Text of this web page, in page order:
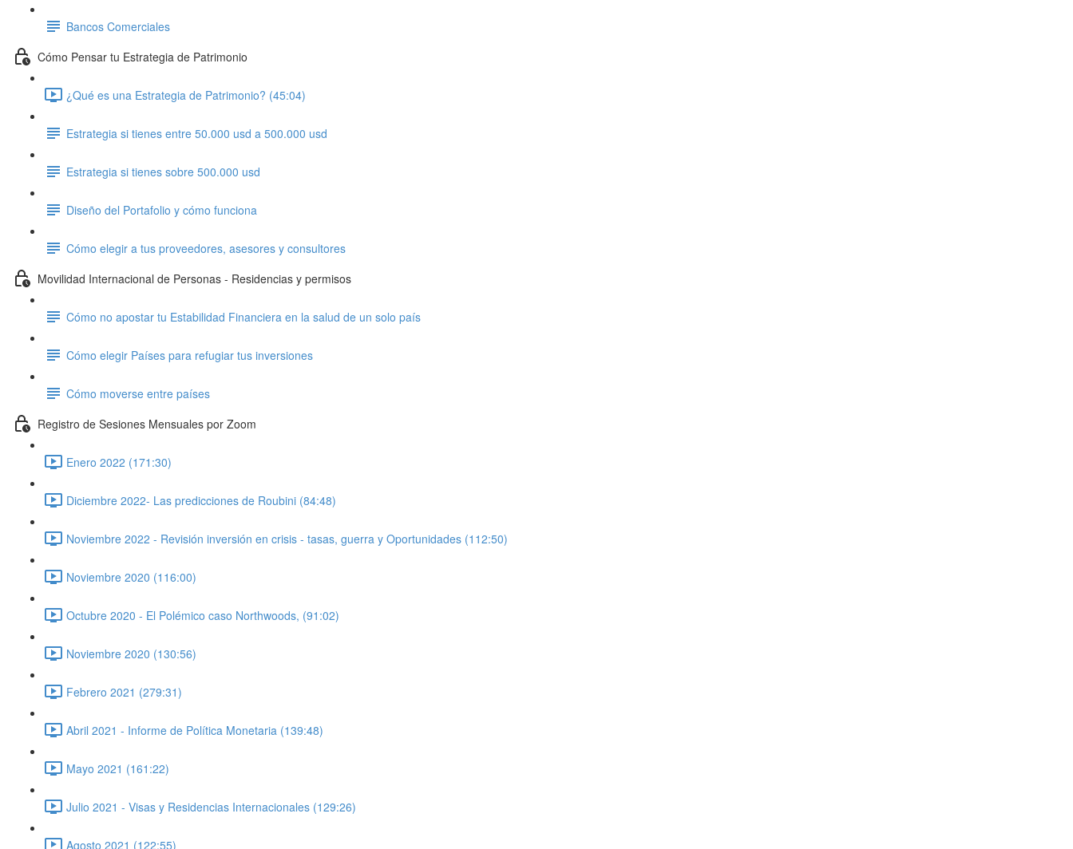
Bancos Comerciales
Cómo Pensar tu Estrategia de Patrimonio
¿Qué es una Estrategia de Patrimonio? (45:04)
Estrategia si tienes entre 50.000 usd a 500.000 usd
Estrategia si tienes sobre 500.000 usd
Diseño del Portafolio y cómo funciona
Cómo elegir a tus proveedores, asesores y consultores
Movilidad Internacional de Personas - Residencias y permisos
Cómo no apostar tu Estabilidad Financiera en la salud de un solo país
Cómo elegir Países para refugiar tus inversiones
Cómo moverse entre países
Registro de Sesiones Mensuales por Zoom
Enero 2022 (171:30)
Diciembre 2022- Las predicciones de Roubini (84:48)
Noviembre 2022 - Revisión inversión en crisis - tasas, guerra y Oportunidades (112:50)
Noviembre 2020 (116:00)
Octubre 2020 - El Polémico caso Northwoods, (91:02)
Noviembre 2020 (130:56)
Febrero 2021 (279:31)
Abril 2021 - Informe de Política Monetaria (139:48)
Mayo 2021 (161:22)
Julio 2021 - Visas y Residencias Internacionales (129:26)
Agosto 2021 (122:55)